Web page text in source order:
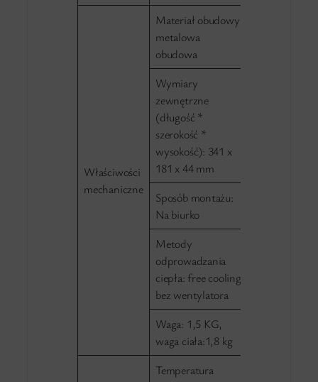
Właściwości
mechaniczne
Materiał obudowy:
metalowa
obudowa
Wymiary
zewnętrzne
(długość *
szerokość *
wysokość): 341 x
181 x 44 mm
Sposób montażu:
Na biurko
Metody
odprowadzania
ciepła: free cooling
bez wentylatora
Waga: 1,5 KG,
waga ciała:1,8 kg
Temperatura